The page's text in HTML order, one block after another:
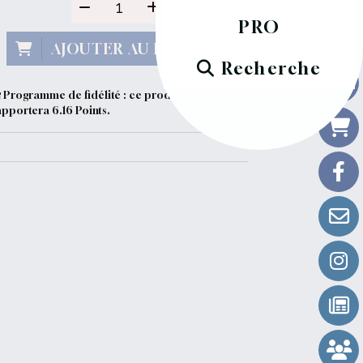
PRO
Recherche
AJOUTER AU PANIER
Programme de fidélité : ce produit vous
6.16 Points.